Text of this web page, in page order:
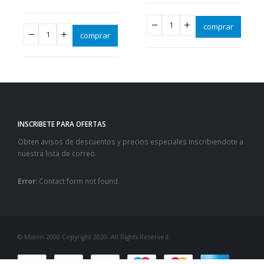
comprar
comprar
INSCRIBETE PARA OFERTAS
Obten avisos de descuentos y precios especiales inscribiendote a
nuestra lista de correo.
Error: Contact form not found.
© Mision 2000 Copyright 2020. All Rights Reserved.